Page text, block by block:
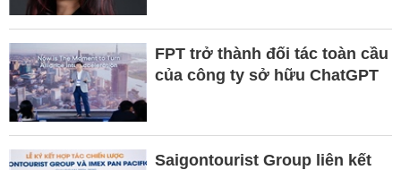
FPT trở thành đối tác toàn cầu
của công ty sở hữu ChatGPT
Saigontourist Group liên kết